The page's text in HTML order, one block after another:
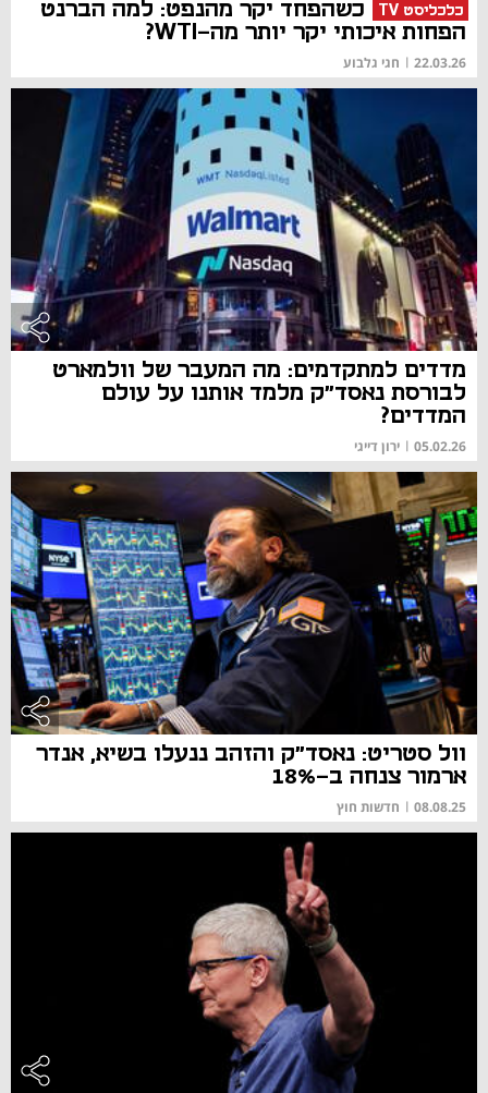
כלכליסט TV
כשהפחד יקר מהנפט: למה הברנט
הפחות איכותי יקר יותר מה-WTI?
22.03.26
| חגי גלבוע
מדדים למתקדמים: מה המעבר של וולמארט
לבורסת נאסד"ק מלמד אותנו על עולם
המדדים?
05.02.26
| ירון דייגי
וול סטריט: נאסד"ק והזהב ננעלו בשיא, אנדר
ארמור צנחה ב-18%
08.08.25
| חדשות חוץ